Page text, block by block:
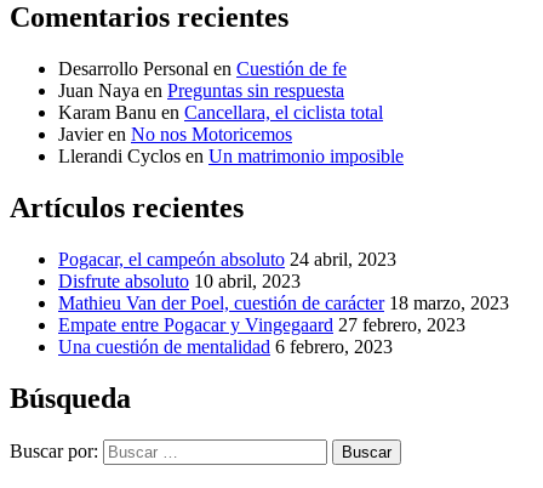
Comentarios recientes
Desarrollo Personal en Cuestión de fe
Juan Naya en Preguntas sin respuesta
Karam Banu en Cancellara, el ciclista total
Javieren No nos Motoricemos
Llerandi Cyclos en Un matrimonio imposible
Artículos recientes
Pogacar, el campeón absoluto 24 abril, 2023
Disfrute absoluto 10 abril, 2023
Mathieu Van der Poel, cuestión de carácter 18 marzo, 2023
Empate entre Pogacar y Vingegaard 27 febrero, 2023
Una cuestión de mentalidad 6 febrero, 2023
Búsqueda
Buscar por: Buscar